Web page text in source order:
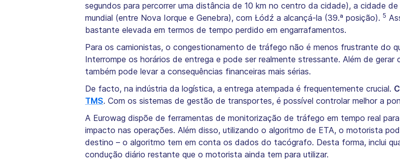
segundos para percorrer uma distância de 10 km no centro da cidade), a cidade de
mundial (entre Nova Iorque e Genebra), com Łódź a alcançá-la (39.ª posição). 5
bastante elevada em termos de tempo perdido em engarrafamentos.
Para os camionistas, o congestionamento de tráfego não é menos frustrante do
Interrompe os horários de entrega e pode ser realmente stressante. Além de
também pode levar a consequências financeiras mais sérias.
De facto, na indústria da logística, a entrega atempada é frequentemente crucial.
TMS. Com os sistemas de gestão de transportes, é possível controlar melhor a
A Eurowag dispõe de ferramentas de monitorização de tráfego em tempo real
impacto nas operações. Além disso, utilizando o algoritmo de ETA, o motorista
destino – o algoritmo tem em conta os dados do tacógrafo. Desta forma, inclui
condução diário restante que o motorista ainda tem para utilizar.